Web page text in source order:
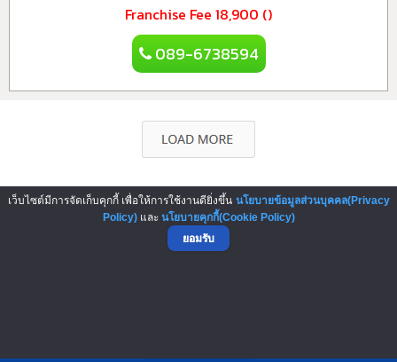
Franchise Fee 18,900 ()
089-6738594
▲ GO TO TOP
เว็บไซต์มีการจัดเก็บคุกกี้ เพื่อให้การใช้งานดียิ่งขึ้น นโยบายข้อมูลส่วนบุคคล(Privacy
Policy)และ นโยบายคุกกี้(Cookie Policy)
ยอมรับ